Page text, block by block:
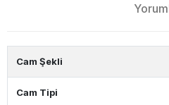
Cam Şekli
Cam Tipi